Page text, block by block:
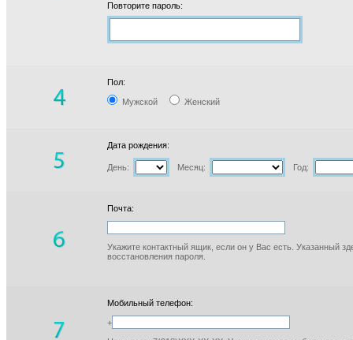
Повторите пароль:
Пол:
Мужской Женский
Дата рождения:
День: Месяц: Год:
Почта:
Укажите контактный ящик, если он у Вас есть. Указанный
восстановления пароля.
Мобильный телефон:
+